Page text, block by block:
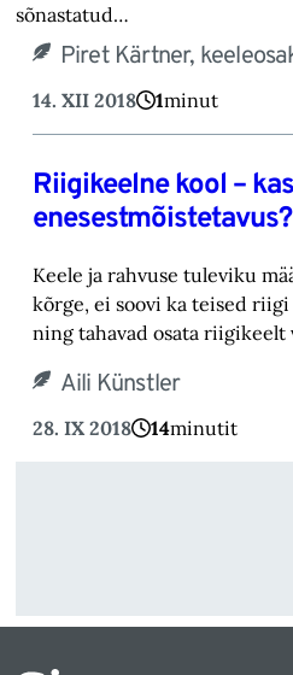
sõnastatud…
Piret Kärtner,
14. XII 2018 1minut
Riigikeelne kool –
enesestmõistetavus?
Keele ja rahvuse tuleviku
kõrge, ei soovi ka teised
ning tahavad osata riigikeelt
Aili Künstler
28. IX 2018 14minutit